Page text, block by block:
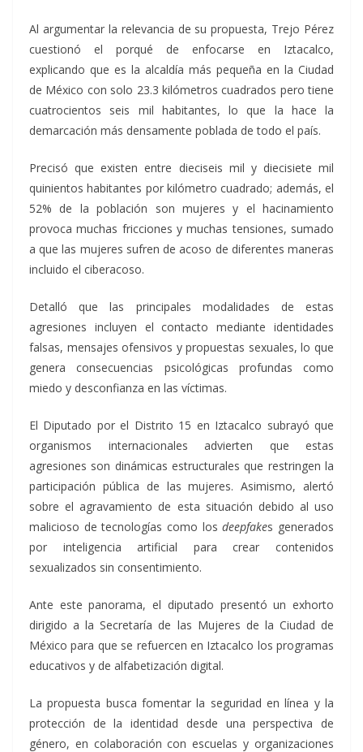
Al argumentar la relevancia de su propuesta, Trejo Pérez
cuestionó el porqué de enfocarse en Iztacalco,
explicando que es la alcaldía más pequeña en la Ciudad
de México con solo 23.3 kilómetros cuadrados pero tiene
cuatrocientos seis mil habitantes, lo que la hace la
demarcación más densamente poblada de todo el país.
Precisó que existen entre dieciseis mil y diecisiete mil
quinientos habitantes por kilómetro cuadrado; además, el
52% de la población son mujeres y el hacinamiento
provoca muchas fricciones y muchas tensiones, sumado
a que las mujeres sufren de acoso de diferentes maneras
incluido el ciberacoso.
Detalló que las principales modalidades de estas
agresiones incluyen el contacto mediante identidades
falsas, mensajes ofensivos y propuestas sexuales, lo que
genera consecuencias psicológicas profundas como
miedo y desconfianza en las víctimas.
El Diputado por el Distrito 15 en Iztacalco subrayó que
organismos internacionales advierten que estas
agresiones son dinámicas estructurales que restringen la
participación pública de las mujeres. Asimismo, alertó
sobre el agravamiento de esta situación debido al uso
malicioso de tecnologías como losdeepfakes generados
por inteligencia artificial para crear contenidos
sexualizados sin consentimiento.
Ante este panorama, el diputado presentó un exhorto
dirigido a la Secretaría de las Mujeres de la Ciudad de
México para que se refuercen en Iztacalco los programas
educativos y de alfabetización digital.
La propuesta busca fomentar la seguridad en línea y la
protección de la identidad desde una perspectiva de
género, en colaboración con escuelas y organizaciones